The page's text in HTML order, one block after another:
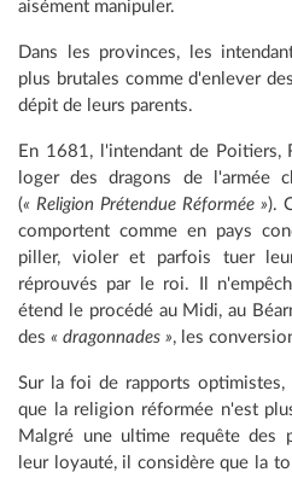
aisément manipuler.
Dans les provinces, les
plus brutales comme d'enlever
dépit de leurs parents.
En 1681, l'intendant de Poitiers,
loger des dragons de l'armée
(« Religion Prétendue Réformée »).
comportent comme en pays
piller, violer et parfois tuer
réprouvés par le roi. Il
étend le procédé au Midi, au
des « dragonnades », les
Sur la foi de rapports optimistes,
que la religion réformée n'est
Malgré une ultime requête des
leur loyauté, il considère que la